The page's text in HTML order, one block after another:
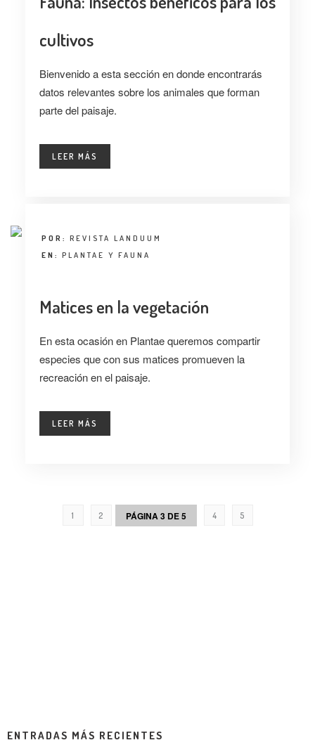
cultivos
Bienvenido a esta sección en donde encontrarás
datos relevantes sobre los animales que forman
parte del paisaje.
LEER MÁS
POR: REVISTA LANDUUM
EN: PLANTAE Y FAUNA
Matices en la vegetación
En esta ocasión en Plantae queremos compartir
especies que con sus matices promueven la
recreación en el paisaje.
LEER MÁS
1 2 PÁGINA 3 DE 5 4 5
ENTRADAS MÁS RECIENTES